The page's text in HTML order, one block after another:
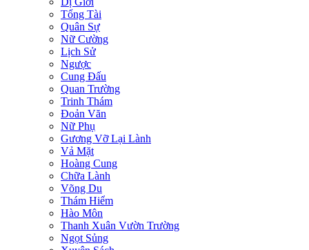
Tổng Tài
Quân Sự
Nữ Cường
Lịch Sử
Ngược
Cung Đấu
Quan Trường
Trinh Thám
Đoản Văn
Nữ Phụ
Gương Vỡ Lại Lành
Vả Mặt
Hoàng Cung
Chữa Lành
Võng Du
Thám Hiểm
Hào Môn
Thanh Xuân Vườn Trường
Ngọt Sủng